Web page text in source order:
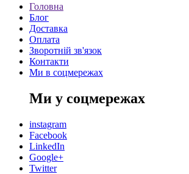
Головна
Блог
Доставка
Оплата
Зворотній зв'язок
Контакти
Ми в соцмережах
Ми у соцмережах
instagram
Facebook
LinkedIn
Google+
Twitter